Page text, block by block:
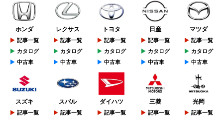
ホンダ
記事一覧
カタログ
中古車
レクサス
記事一覧
カタログ
中古車
トヨタ
記事一覧
カタログ
中古車
日産
記事一覧
カタログ
中古車
マツダ
記事一覧
カタログ
中古車
スズキ
記事一覧
スバル
記事一覧
ダイハツ
記事一覧
三菱
記事一覧
光岡
記事一覧